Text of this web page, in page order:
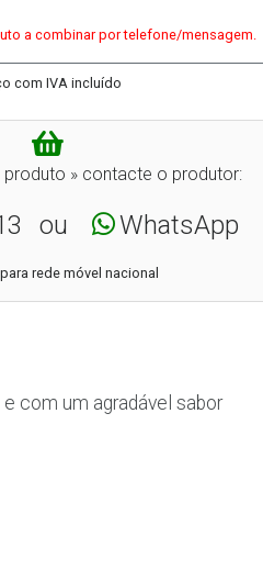
a combinar por telefone/mensagem.
com IVA incluído
» contacte o produtor:
ou WhatsApp
rede móvel nacional
com um agradável sabor